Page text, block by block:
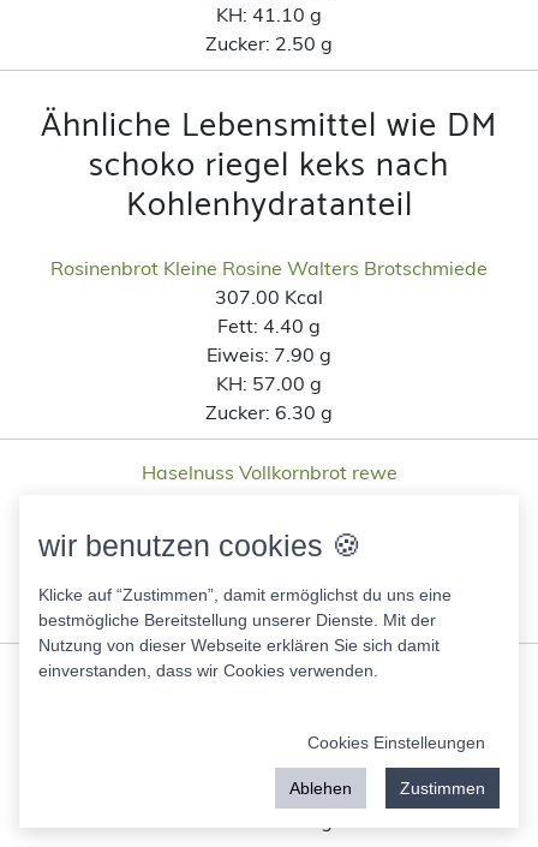
KH: 41.10 g
Zucker: 2.50 g
Ähnliche Lebensmittel wie DM
schoko riegel keks nach
Kohlenhydratanteil
Rosinenbrot Kleine Rosine Walters Brotschmiede
307.00 Kcal
Fett: 4.40 g
Eiweis: 7.90 g
KH: 57.00 g
Zucker: 6.30 g
Haselnuss Vollkornbrot rewe
8.60 g
Eiweis:7.90 g
KH:31.20 g
Zucker:2.80 g
Kartoffelbrötchen Stangengrüner Mühlenbäckerei
0.80 g
7.90 g
49.60 g
wir benutzen cookies 🍪
Klicke auf “Zustimmen”, damit ermöglichst du uns eine
bestmögliche Bereitstellung unserer Dienste. Mit der
Nutzung von dieser Webseite erklären Sie sich damit
einverstanden, dass wir Cookies verwenden.
Cookies Einstelleungen
Ablehen Zustimmen